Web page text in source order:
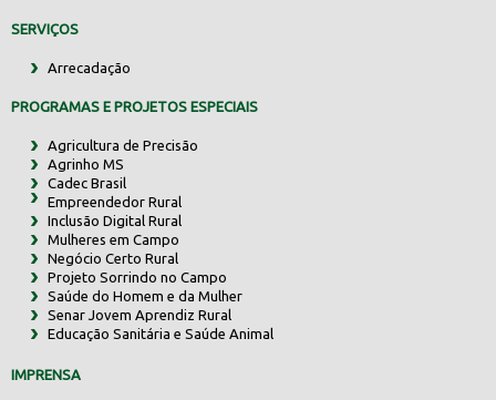
SERVIÇOS
Arrecadação
PROGRAMAS E PROJETOS ESPECIAIS
Agricultura de Precisão
Agrinho MS
Cadec Brasil
Empreendedor Rural
Inclusão Digital Rural
Mulheres em Campo
Negócio Certo Rural
Projeto Sorrindo no Campo
Saúde do Homem e da Mulher
Senar Jovem Aprendiz Rural
Educação Sanitária e Saúde Animal
IMPRENSA